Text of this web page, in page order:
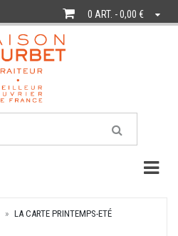
0 ART. - 0,00 €
LA CARTE PRINTEMPS-ETÉ